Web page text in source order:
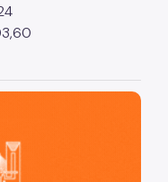
Seres Humanos
Saúde
- IST/AIDS
e sustentável